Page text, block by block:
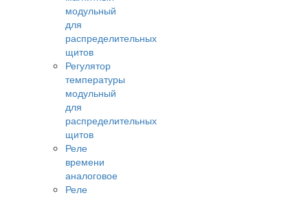
модульный
для
распределительных
щитов
Регулятор
температуры
модульный
для
распределительных
щитов
Реле
времени
аналоговое
Реле